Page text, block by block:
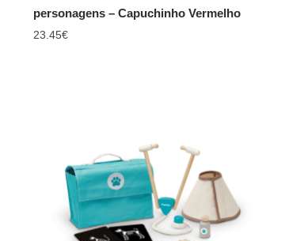
personagens – Capuchinho Vermelho
23.45€